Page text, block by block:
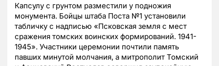
Капсулу с грунтом разместили у подножия
монумента. Бойцы штаба Поста №1 установили
табличку с надписью «Псковская земля с мест
сражения томских воинских формирований. 1941-
1945». Участники церемонии почтили память
павших минутой молчания, а митрополит Томский